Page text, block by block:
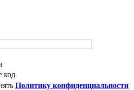
код
Политику конфиденциальности